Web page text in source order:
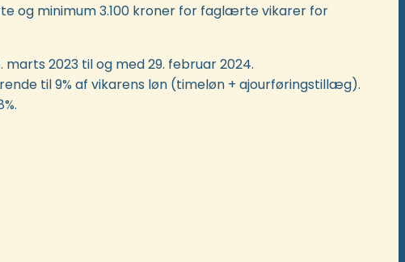
og minimum 3.100 kroner for faglærte vikarer for
2023 til og med 29. februar 2024.
til 9% af vikarens løn (timeløn + ajourføringstillæg).